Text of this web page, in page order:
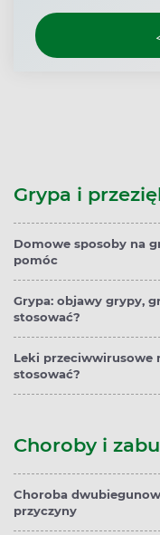
Grypa i
Domowe sposoby na
pomóc
Grypa: objawy grypy,
stosować?
Leki przeciwwirusowe
stosować?
Choroby i
Choroba
przyczyny